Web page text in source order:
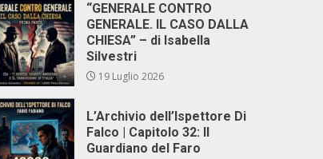
“GENERALE CONTRO
GENERALE. IL CASO DALLA
CHIESA” – di Isabella
Silvestri
19 Luglio 2026
L’Archivio dell’Ispettore Di
Falco | Capitolo 32: Il
Guardiano del Faro